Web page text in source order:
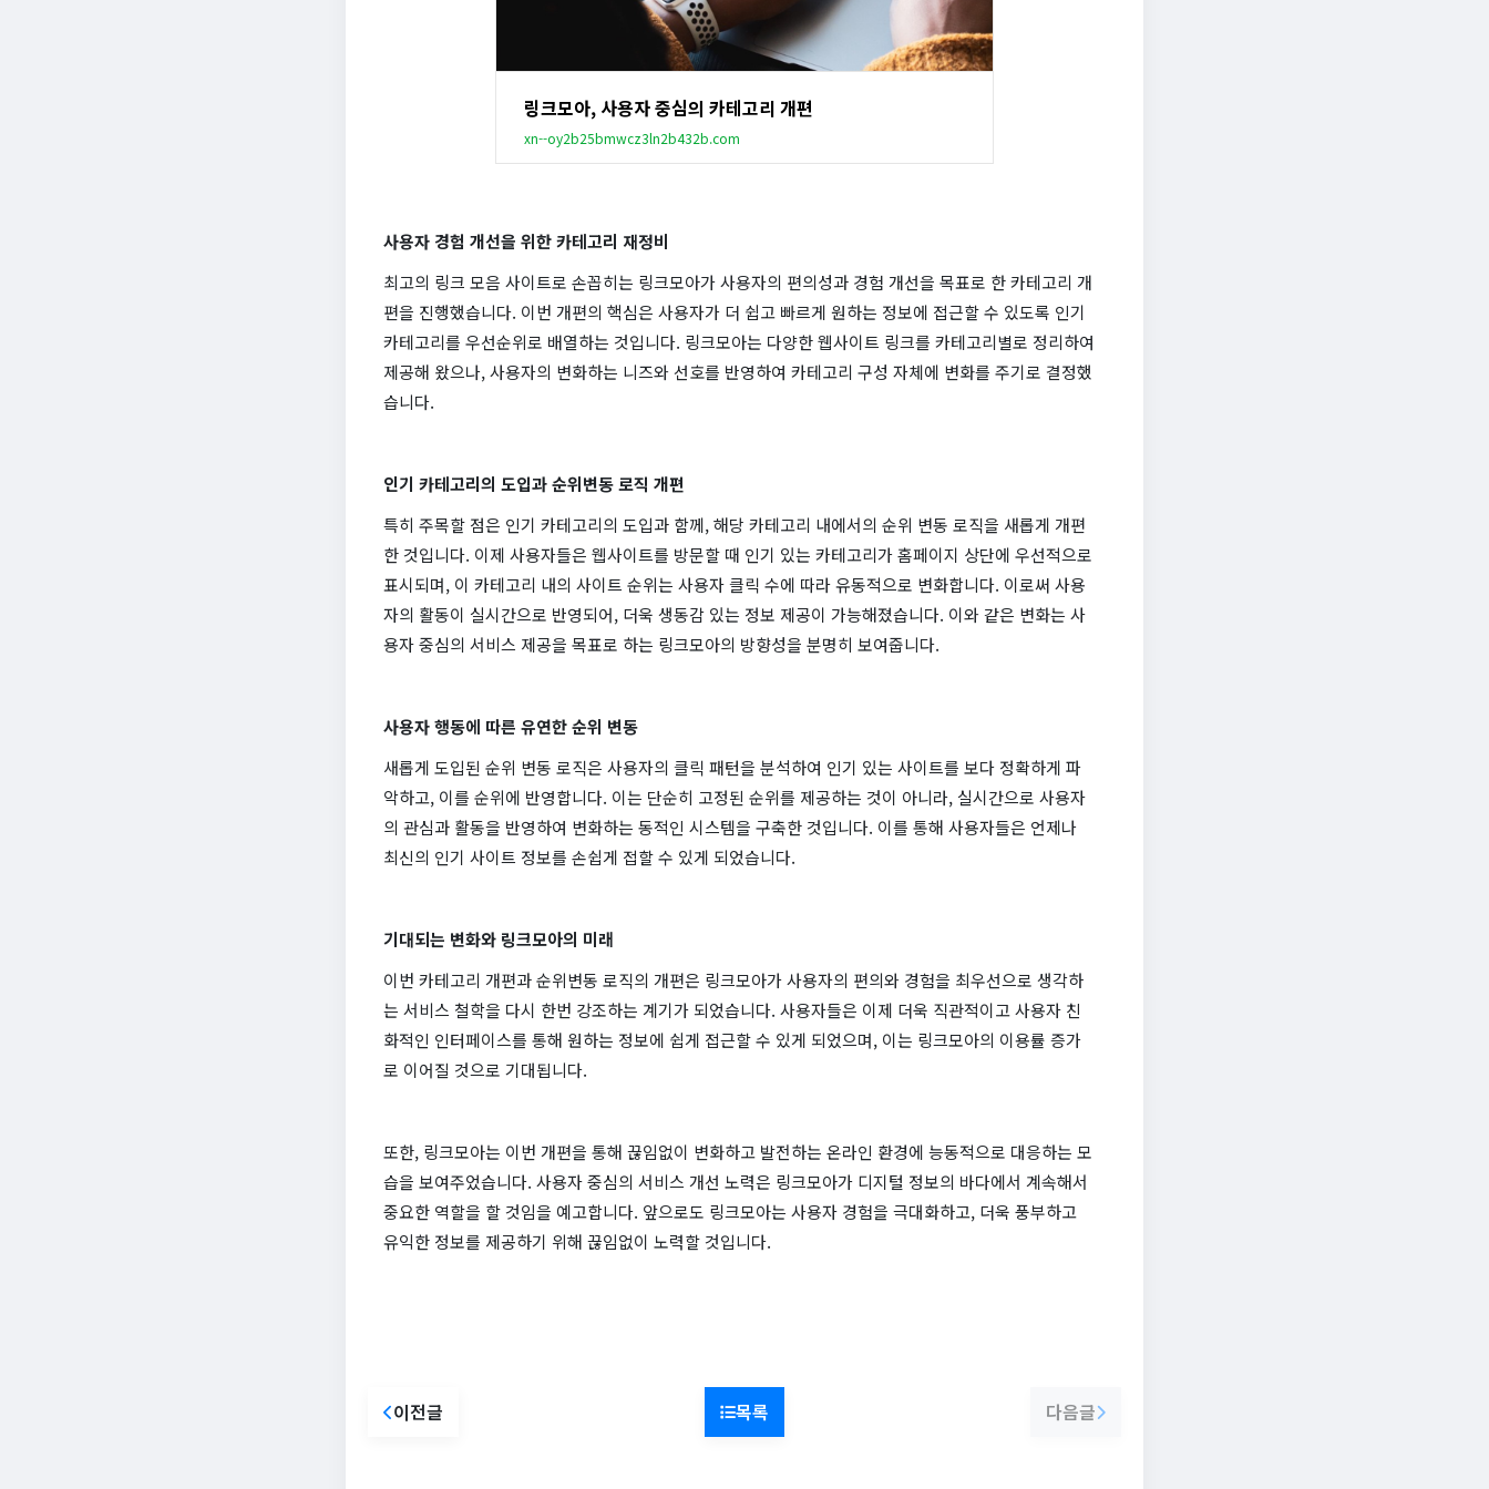
링크모아, 사용자 중심의 카테고리 개편
xn--oy2b25bmwcz3ln2b432b.com
사용자 경험 개선을 위한 카테고리 재정비
최고의 링크 모음 사이트로 손꼽히는 링크모아가 사용자의 편의성과 경험 개선을 목표로 한 카테고리 개
편을 진행했습니다. 이번 개편의 핵심은 사용자가 더 쉽고 빠르게 원하는 정보에 접근할 수 있도록 인기
카테고리를 우선순위로 배열하는 것입니다. 링크모아는 다양한 웹사이트 링크를 카테고리별로 정리하여
제공해 왔으나, 사용자의 변화하는 니즈와 선호를 반영하여 카테고리 구성 자체에 변화를 주기로 결정했
습니다.
인기 카테고리의 도입과 순위변동 로직 개편
특히 주목할 점은 인기 카테고리의 도입과 함께, 해당 카테고리 내에서의 순위 변동 로직을 새롭게 개편
한 것입니다. 이제 사용자들은 웹사이트를 방문할 때 인기 있는 카테고리가 홈페이지 상단에 우선적으로
표시되며, 이 카테고리 내의 사이트 순위는 사용자 클릭 수에 따라 유동적으로 변화합니다. 이로써 사용
자의 활동이 실시간으로 반영되어, 더욱 생동감 있는 정보 제공이 가능해졌습니다. 이와 같은 변화는 사
용자 중심의 서비스 제공을 목표로 하는 링크모아의 방향성을 분명히 보여줍니다.
사용자 행동에 따른 유연한 순위 변동
새롭게 도입된 순위 변동 로직은 사용자의 클릭 패턴을 분석하여 인기 있는 사이트를 보다 정확하게 파
악하고, 이를 순위에 반영합니다. 이는 단순히 고정된 순위를 제공하는 것이 아니라, 실시간으로 사용자
의 관심과 활동을 반영하여 변화하는 동적인 시스템을 구축한 것입니다. 이를 통해 사용자들은 언제나
최신의 인기 사이트 정보를 손쉽게 접할 수 있게 되었습니다.
기대되는 변화와 링크모아의 미래
이번 카테고리 개편과 순위변동 로직의 개편은 링크모아가 사용자의 편의와 경험을 최우선으로 생각하
는 서비스 철학을 다시 한번 강조하는 계기가 되었습니다. 사용자들은 이제 더욱 직관적이고 사용자 친
화적인 인터페이스를 통해 원하는 정보에 쉽게 접근할 수 있게 되었으며, 이는 링크모아의 이용률 증가
로 이어질 것으로 기대됩니다.
또한, 링크모아는 이번 개편을 통해 끊임없이 변화하고 발전하는 온라인 환경에 능동적으로 대응하는 모
습을 보여주었습니다. 사용자 중심의 서비스 개선 노력은 링크모아가 디지털 정보의 바다에서 계속해서
중요한 역할을 할 것임을 예고합니다. 앞으로도 링크모아는 사용자 경험을 극대화하고, 더욱 풍부하고
유익한 정보를 제공하기 위해 끊임없이 노력할 것입니다.
이전글 목록 다음글